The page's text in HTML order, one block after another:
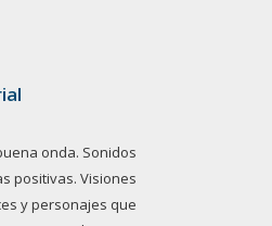
onda. Sonidos
positivas. Visiones
y personajes que